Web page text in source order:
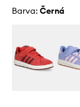
Barva: černá